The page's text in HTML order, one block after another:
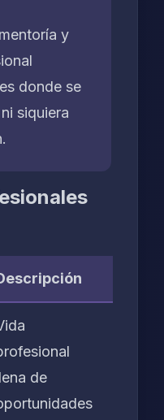
y
donde se
siquiera
de